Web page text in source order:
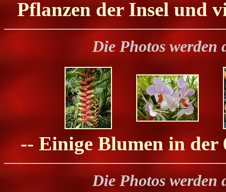
Pflanzen der Insel und
Die Photos
-- Einige Blumen in der
Die Photos